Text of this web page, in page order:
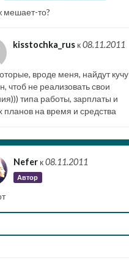
мешает-то?
kisstochka_rus к08.11.2011
вроде меня, найдут кучу
чтоб не реализовать свои
типа работы, зарплаты и
планов на время и средства
Nefer к08.11.2011
Автор